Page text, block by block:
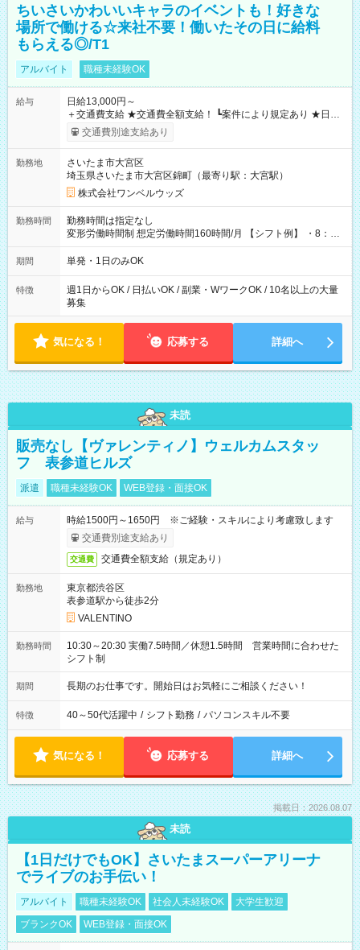
ちいさいかわいいキャラのイベントも！好きな
場所で働ける☆来社不要！働いたその日に給料
もらえる◎/T1
アルバイト 職種未経験OK
給与
日給13,000円～
＋交通費支給 ★交通費全額支給！ ┗案件により規定あり ★日払
いOK！（規定あり） ┗働いたその日に現金GET♪ お仕事後はコ
ンビニATMから 日払い分を引き落とせます！ 【試用期間】試
交通費別途支給あり
勤務地
さいたま市大宮区
埼玉県さいたま市大宮区錦町（最寄り駅：大宮駅）
株式会社ワンベルウッズ
勤務時間
勤務時間は指定なし
変形労働時間制 想定労働時間160時間/月 【シフト例】 ・8：00
～21：00
期間 単発・1日のみOK
特徴
週1日からOK / 日払いOK / 副業・WワークOK / 10名以上の大量
募集
気になる！ 応募する 詳細へ
未読
販売なし【ヴァレンティノ】ウェルカムスタッ
フ 表参道ヒルズ
派遣 職種未経験OK WEB登録・面接OK
給与
時給1500円～1650円 ※ご経験・スキルにより考慮致します
交通費別途支給あり
交通費 交通費全額支給（規定あり）
勤務地
東京都渋谷区
表参道駅から徒歩2分
VALENTINO
勤務時間
10:30～20:30 実働7.5時間／休憩1.5時間 営業時間に合わせた
シフト制
期間 長期のお仕事です。開始日はお気軽にご相談ください！
特徴 40～50代活躍中 / シフト勤務 / パソコンスキル不要
気になる！ 応募する 詳細へ
掲載日：2026.08.07
未読
【1日だけでもOK】さいたまスーパーアリーナ
でライブのお手伝い！
アルバイト 職種未経験OK 社会人未経験OK
大学生歓迎
ブランクOK
WEB登録・面接OK